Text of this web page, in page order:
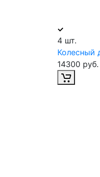
4 шт.
Колесный
14300 руб.